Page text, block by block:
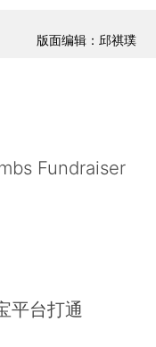
版面编辑：邱祺璞
Fundraiser
平台打通